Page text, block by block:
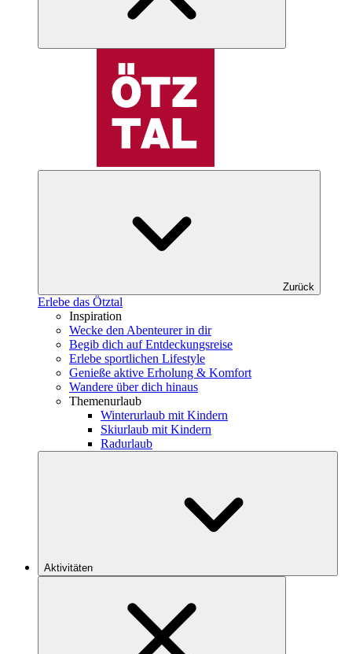
Zurück
Erlebe das Ötztal
Inspiration
Wecke den Abenteurer in dir
Begib dich auf Entdeckungsreise
Erlebe sportlichen Lifestyle
Genieße aktive Erholung & Komfort
Wandere über dich hinaus
Themenurlaub
Winterurlaub mit Kindern
Skiurlaub mit Kindern
Radurlaub
Aktivitäten